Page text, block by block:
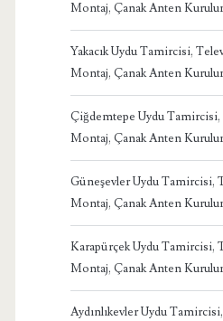
Montaj, Çanak Anten
Yakacık Uydu Tamircisi,
Montaj, Çanak Anten
Çiğdemtepe Uydu
Montaj, Çanak Anten
Güneşevler Uydu Tamircisi,
Montaj, Çanak Anten
Karapürçek Uydu Tamircisi,
Montaj, Çanak Anten
Aydınlıkevler Uydu